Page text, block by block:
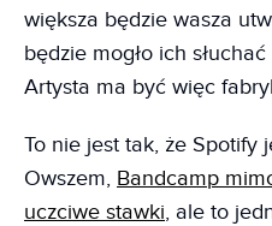
większa będzie wasza
będzie mogło ich
Artysta ma być więc
To nie jest tak, że Spotify
Owszem, Bandcamp
uczciwe stawki, ale to